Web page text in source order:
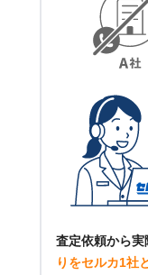
査定依頼から実
りをセルカ1社